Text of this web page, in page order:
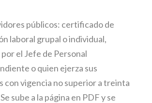
públicos: certificado de
laboral grupal o individual,
el Jefe de Personal
o quien ejerza sus
con vigencia no superior a treinta
sube a la página en PDF y se